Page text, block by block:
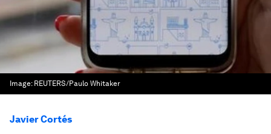
Image: REUTERS/Paulo Whitaker
Javier Cortés